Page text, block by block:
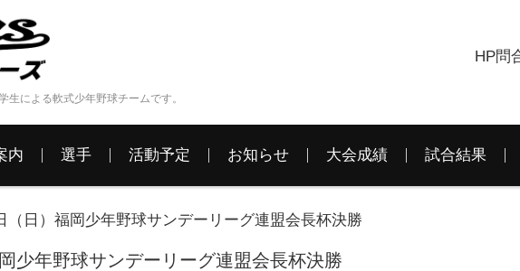
生による軟式少年野球チームです。
HP問
内 選手 活動予定 お知らせ 大会成績 試合結果
（日）福岡少年野球サンデーリーグ連盟会長杯決勝
少年野球サンデーリーグ連盟会長杯決勝